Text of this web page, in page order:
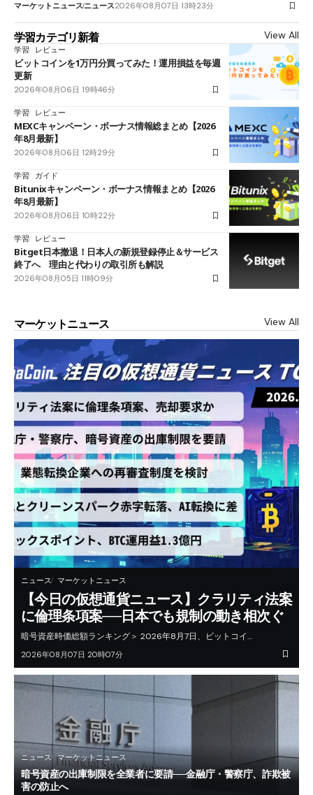
マーケットニュースニュース2026年08月07日 13時23分
学習カテゴリ新着 View All
学習 レビュー
ビットコインを1万円分買ってみた！運用損益を毎週
更新
2026年08月06日 19時46分
学習 レビュー
MEXCキャンペーン・ボーナス情報総まとめ【2026
年8月最新】
2026年08月06日 12時29分
学習 ガイド
Bitunixキャンペーン・ボーナス情報まとめ【2026
年8月最新】
2026年08月06日 10時22分
学習 レビュー
Bitget日本撤退！日本人の新規登録停止＆サービス
終了へ 理由と代わりの取引所も解説
2026年08月05日 11時09分
マーケットニュース View All
ニュース マーケットニュース
【今日の仮想通貨ニュース】クラリティ法案
に倫理条項案──日本でも規制の動き相次ぐ
暗号資産時価総額ランキング＞ 2026年8月7日、ビットコイ…
2026年08月07日 20時07分
ニュース マーケットニュース
暗号資産の出庫制限を全業者に要請──金融庁・警察庁、詐欺被
害の防止へ